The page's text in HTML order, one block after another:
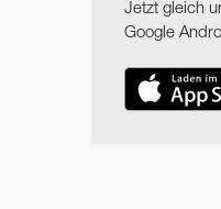
Jetzt gleich
Google